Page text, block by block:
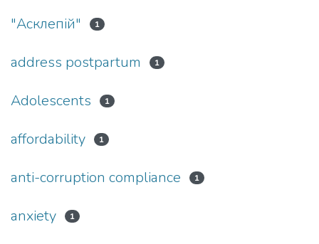
"Асклепій" 1
address postpartum 1
Adolescents 1
affordability 1
anti-corruption compliance 1
anxiety 1